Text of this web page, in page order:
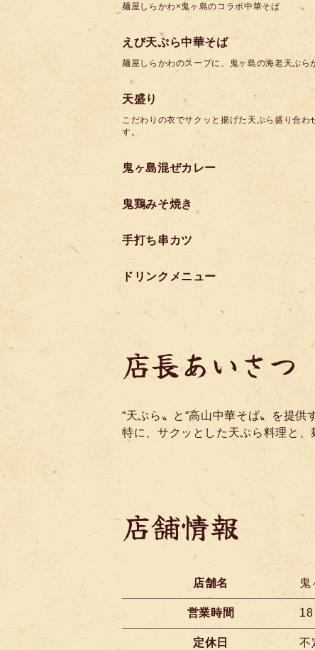
麺屋しらかわ×鬼ヶ島のコラボ中華そば
えび天ぷら中華そば
麺屋しらかわのスープに、鬼ヶ島の海老天ぷら
天盛り
こだわりの衣でサクッと揚げた天ぷら盛り合わ
す。
鬼ヶ島混ぜカレー
鬼鶏みそ焼き
手打ち串カツ
ドリンクメニュー
店長あいさつ
“天ぷら〟と“高山中華そば〟を提
特に、サクッとした天ぷら料理と、
店舗情報
店舗名 鬼
営業時間
定休日 不